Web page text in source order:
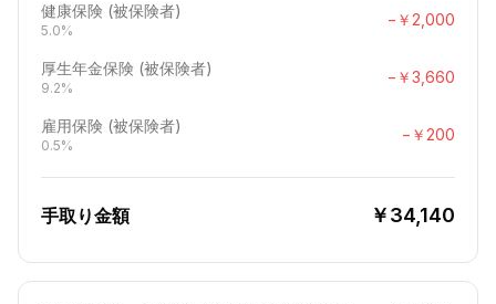
健康保険 (被保険者)
5.0%
−￥2,000
厚生年金保険 (被保険者)
9.2%
−￥3,660
雇用保険 (被保険者)
0.5%
−￥200
手取り金額 ￥34,140